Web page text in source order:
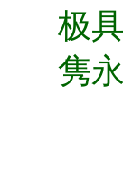
极
隽永